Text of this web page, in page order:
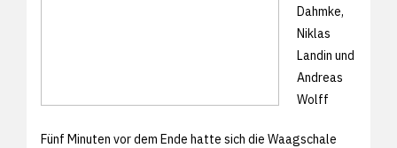
Dahmke,
Niklas
Landin und
Andreas
Wolff
Fünf Minuten vor dem Ende hatte sich die Waagschale